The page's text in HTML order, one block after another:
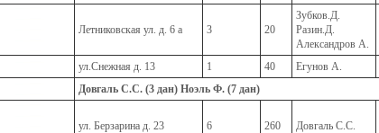
Летниковская ул. д. 6 а 3 20
Зубков.Д.
Разин.Д.
Александров А.
ул.Снежная д. 13 1 40 Егунов А.
Довгаль С.С. (3 дан) Ноэль Ф. (7 дан)
ул. Берзарина д. 23 6 260 Довгаль С.С.